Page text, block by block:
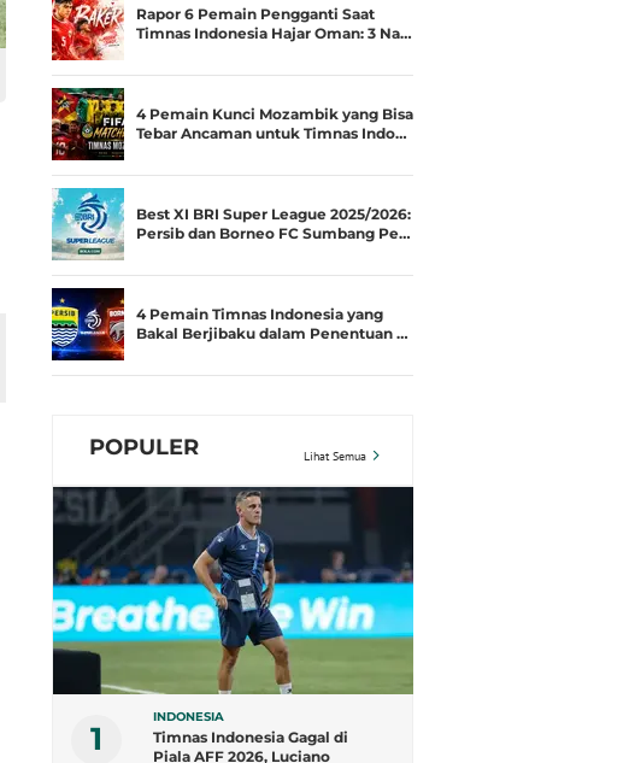
Rapor 6 Pemain Pengganti Saat
Timnas Indonesia Hajar Oman: 3 Na…
4 Pemain Kunci Mozambik yang Bisa
Tebar Ancaman untuk Timnas Indo…
Best XI BRI Super League 2025/2026:
Persib dan Borneo FC Sumbang Pe…
4 Pemain Timnas Indonesia yang
Bakal Berjibaku dalam Penentuan …
POPULER Lihat Semua
1
INDONESIA
Timnas Indonesia Gagal di
Piala AFF 2026, Luciano